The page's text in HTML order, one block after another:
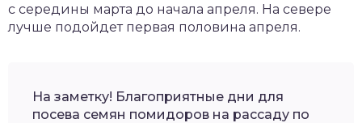
с середины марта до начала апреля. На севере
лучше подойдет первая половина апреля.
На заметку! Благоприятные дни для
посева семян помидоров на рассаду по